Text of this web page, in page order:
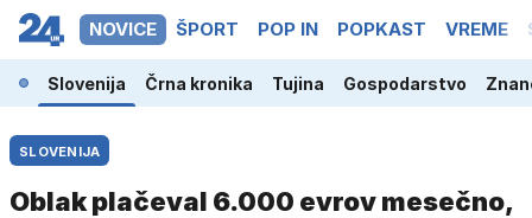
NOVICE ŠPORT POP IN POPKAST VREME
Slovenija Črna kronika Tujina Gospodarstvo
SLOVENIJA
Oblak plačeval 6.000 evrov mesečno,